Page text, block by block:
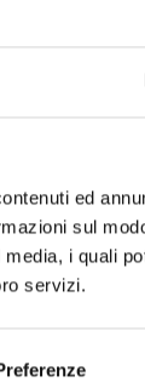
ed
sul
i quali
servizi.
preferito?